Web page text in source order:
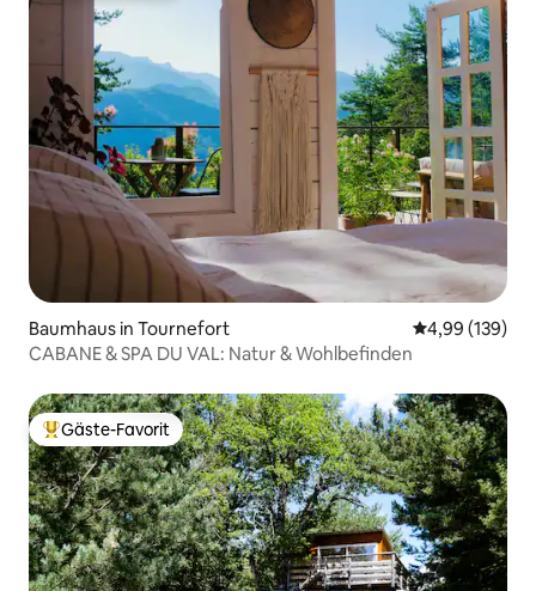
Baumhaus in Tournefort
4,99 (139)
CABANE & SPA DU VAL: Natur & Wohlbefinden
Beliebter Gäste-Favorit.
Gäste-Favorit